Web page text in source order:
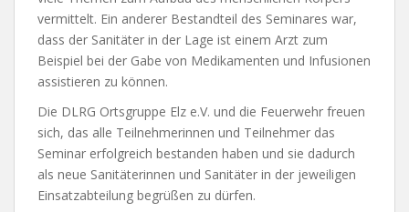
vermittelt. Ein anderer Bestandteil des Seminares war,
dass der Sanitäter in der Lage ist einem Arzt zum
Beispiel bei der Gabe von Medikamenten und Infusionen
assistieren zu können.
Die DLRG Ortsgruppe Elz e.V. und die Feuerwehr freuen
sich, das alle Teilnehmerinnen und Teilnehmer das
Seminar erfolgreich bestanden haben und sie dadurch
als neue Sanitäterinnen und Sanitäter in der jeweiligen
Einsatzabteilung begrüßen zu dürfen.